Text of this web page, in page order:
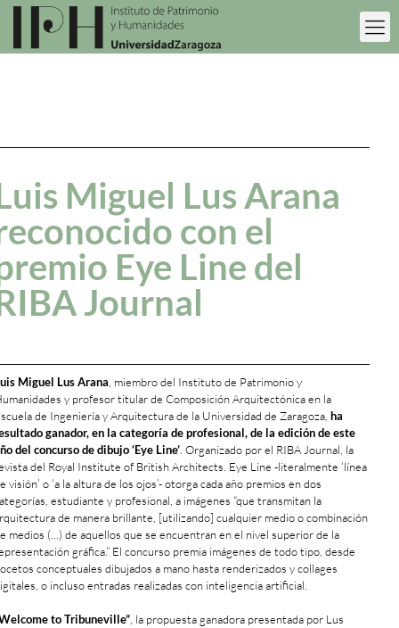
Miguel Lus Arana
con el
Eye Line del
Journal
Miguel Lus Arana , miembro del Instituto de Patrimonio y
y profesor titular de Composición Arquitectónica en la
de Ingeniería y Arquitectura de la Universidad de Zaragoza, ha
ganador, en la categoría de profesional, de la edición de este
del concurso de dibujo ‘Eye Line’ . Organizado por el RIBA Journal, la
del Royal Institute of British Architects. Eye Line -literalmente ‘línea
visión’ o ‘a la altura de los ojos’- otorga cada año premios en dos
estudiante y profesional, a imágenes “que transmitan la
de manera brillante, [utilizando] cualquier medio o combinación
medios (…) de aquellos que se encuentran en el nivel superior de la
gráfica.” El concurso premia imágenes de todo tipo, desde
conceptuales dibujados a mano hasta renderizados y collages
o incluso entradas realizadas con inteligencia artificial.
to Tribuneville” , la propuesta ganadora presentada por Lus